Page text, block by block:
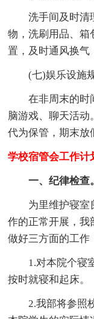
洗手间及时清
物，洗刷用品、箱
置，及时通风换气
(七)娱乐设施
在非周末的时
脑游戏、聊天活动
代为保管，期末放
学校宿管会工作计
一、纪律检查。
为里维护寝室
作的正常开展，我
做好三方面的工作
1.对本院个寝
按时就寝和起床。
2.我部将参照